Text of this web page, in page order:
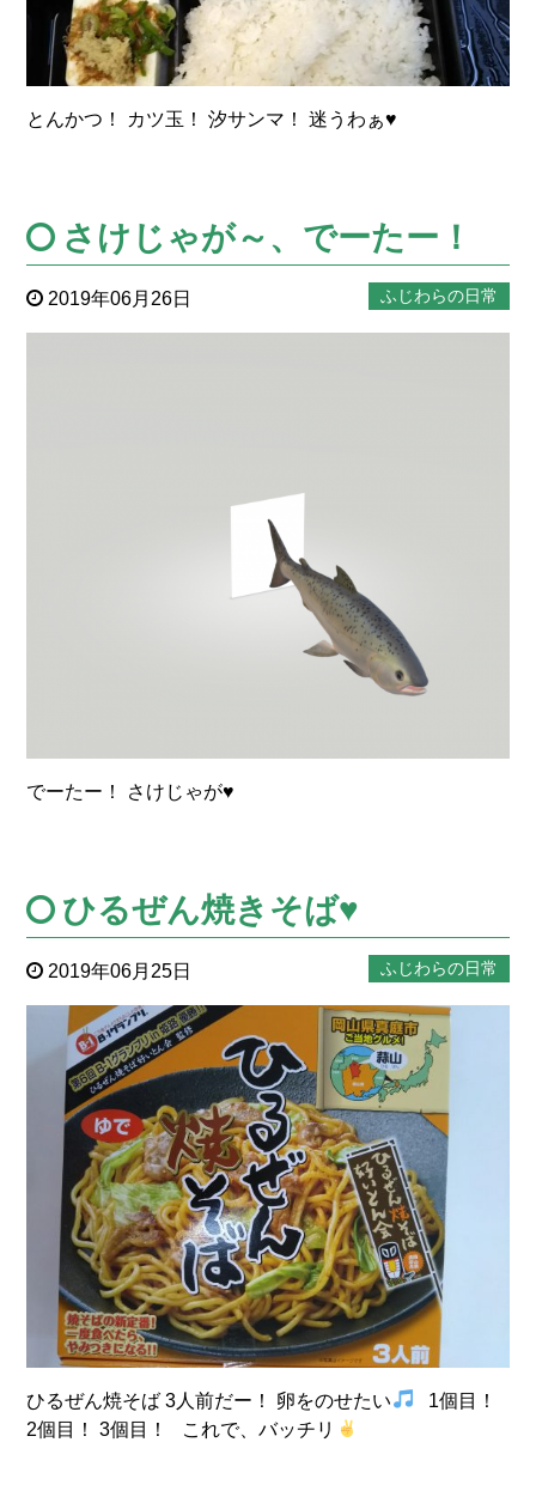
とんかつ！ カツ玉！ 汐サンマ！ 迷うわぁ♥
さけじゃが～、でーたー！
2019年06月26日 ふじわらの日常
でーたー！ さけじゃが♥
ひるぜん焼きそば♥
2019年06月25日 ふじわらの日常
ひるぜん焼そば 3人前だー！ 卵をのせたい
1個目！
2個目！ 3個目！ これで、バッチリ